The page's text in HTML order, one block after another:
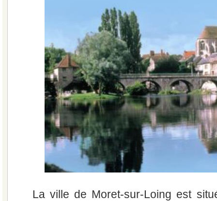
La ville de Moret-sur-Loing est